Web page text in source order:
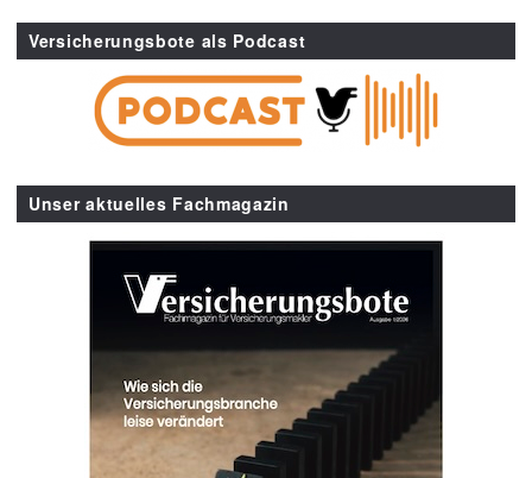
Versicherungsbote als Podcast
Unser aktuelles Fachmagazin